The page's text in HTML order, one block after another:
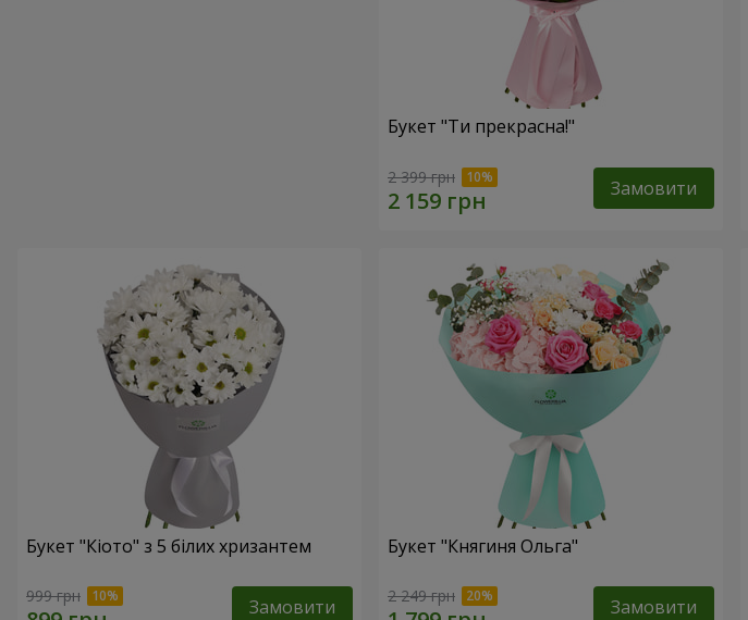
Букет "Ти прекрасна!"
2 399 грн Замовити
Букет "Кіото" з 5 білих хризантем
999 грн Замовити
Букет "Княгиня Ольга"
2 249 грн Замовити